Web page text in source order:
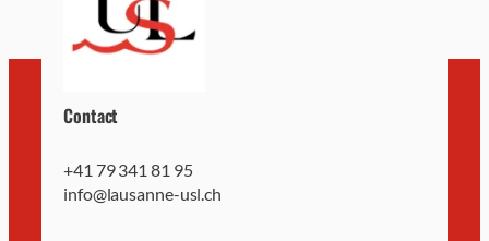
Contact
+41 79 341 81 95
info@lausanne-usl.ch